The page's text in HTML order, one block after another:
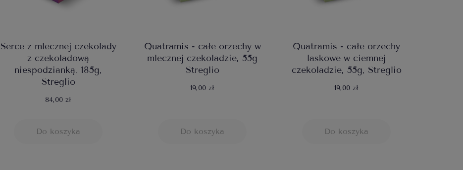
Serce z mlecznej czekolady
z czekoladową
niespodzianką, 185g,
Streglio
84,00 zł
Do koszyka
Quatramis - całe orzechy w
mlecznej czekoladzie, 55g
Streglio
19,00 zł
Do koszyka
Quatramis - całe orzechy
laskowe w ciemnej
czekoladzie, 55g, Streglio
19,00 zł
Do koszyka